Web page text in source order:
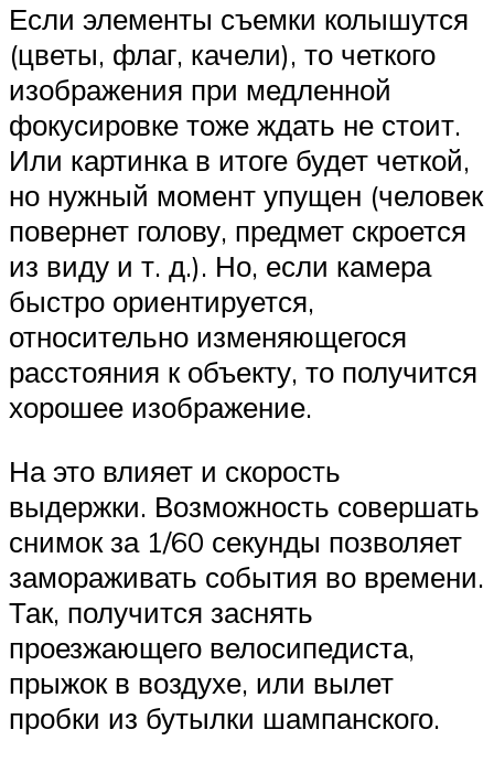
Если элементы съемки колышутся
(цветы, флаг, качели), то четкого
изображения при медленной
фокусировке тоже ждать не стоит.
Или картинка в итоге будет четкой,
но нужный момент упущен (человек
повернет голову, предмет скроется
из виду и т. д.). Но, если камера
быстро ориентируется,
относительно изменяющегося
расстояния к объекту, то получится
хорошее изображение.
На это влияет и скорость
выдержки. Возможность совершать
снимок за 1/60 секунды позволяет
замораживать события во времени.
Так, получится заснять
проезжающего велосипедиста,
прыжок в воздухе, или вылет
пробки из бутылки шампанского.